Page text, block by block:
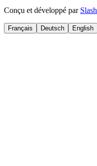
Conçu et développé par Slash
Français Deutsch English